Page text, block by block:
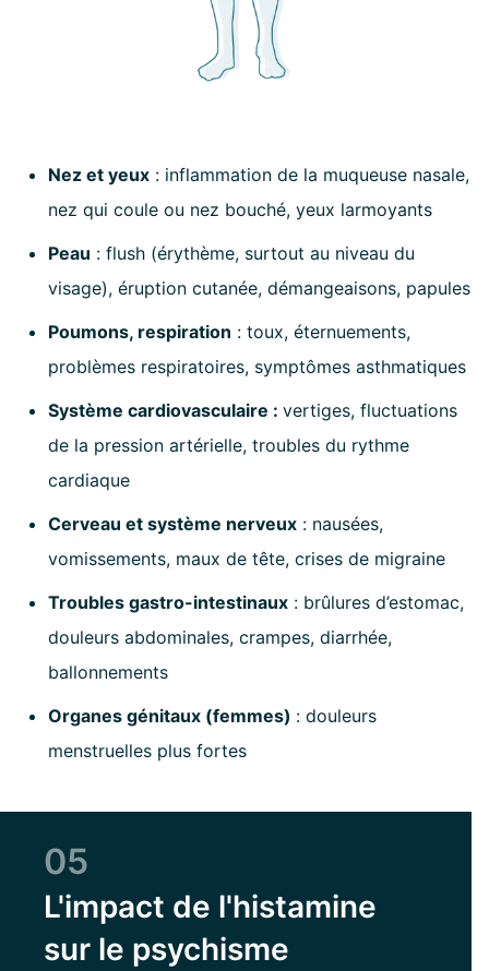
Nez et yeux : inflammation de la muqueuse nasale,
nez qui coule ou nez bouché, yeux larmoyants
Peau : flush (érythème, surtout au niveau du
visage), éruption cutanée, démangeaisons, papules
Poumons, respiration : toux, éternuements,
problèmes respiratoires, symptômes asthmatiques
Système cardiovasculaire : vertiges, fluctuations
de la pression artérielle, troubles du rythme
cardiaque
Cerveau et système nerveux : nausées,
vomissements, maux de tête, crises de migraine
Troubles gastro-intestinaux : brûlures d’estomac,
douleurs abdominales, crampes, diarrhée,
ballonnements
Organes génitaux (femmes) : douleurs
menstruelles plus fortes
05
L'impact de l'histamine
sur le psychisme